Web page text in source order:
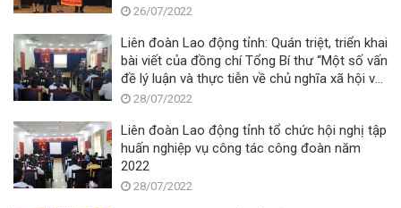
26/07/2022
Liên đoàn Lao động tỉnh: Quán triệt, triển khai
bài viết của đồng chí Tổng Bí thư “Một số vấn
đề lý luận và thực tiễn về chủ nghĩa xã hội và
con đường đi lên chủ nghĩa xã hội ở Việt
28/07/2022
Liên đoàn Lao động tỉnh tổ chức hội nghị tập
huấn nghiệp vụ công tác công đoàn năm
2022
28/07/2022